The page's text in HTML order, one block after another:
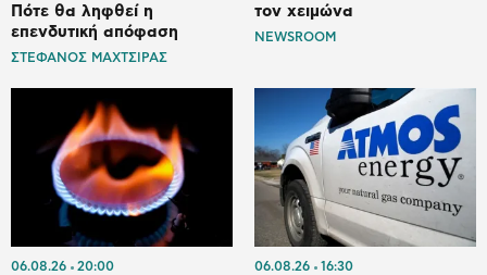
Πότε θα ληφθεί η
επενδυτική απόφαση
ΣΤΕΦΑΝΟΣ ΜΑΧΤΣΙΡΑΣ
τον χειμώνα
NEWSROOM
06.08.26 20:00 06.08.26 16:30